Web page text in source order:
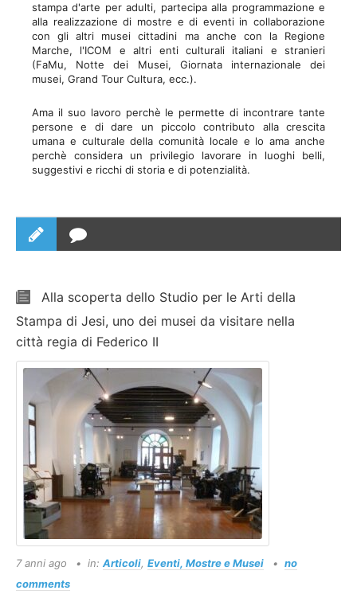
stampa d'arte per adulti, partecipa alla programmazione e
alla realizzazione di mostre e di eventi in collaborazione
con gli altri musei cittadini ma anche con la Regione
Marche, l'ICOM e altri enti culturali italiani e stranieri
(FaMu, Notte dei Musei, Giornata internazionale dei
musei, Grand Tour Cultura, ecc.).
Ama il suo lavoro perchè le permette di incontrare tante
persone e di dare un piccolo contributo alla crescita
umana e culturale della comunità locale e lo ama anche
perchè considera un privilegio lavorare in luoghi belli,
suggestivi e ricchi di storia e di potenzialità.
Alla scoperta dello Studio per le Arti della
Stampa di Jesi, uno dei musei da visitare nella
città regia di Federico II
7 anni ago in: Articoli, Eventi, Mostre e Musei
no
comments